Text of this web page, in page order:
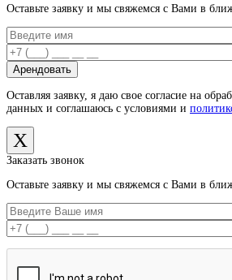
Оставьте заявку и мы свяжемся с Вами в
Оставляя заявку, я даю свое согласие на
данных и соглашаюсь с условиями и
X
Заказать звонок
Оставьте заявку и мы свяжемся с Вами в